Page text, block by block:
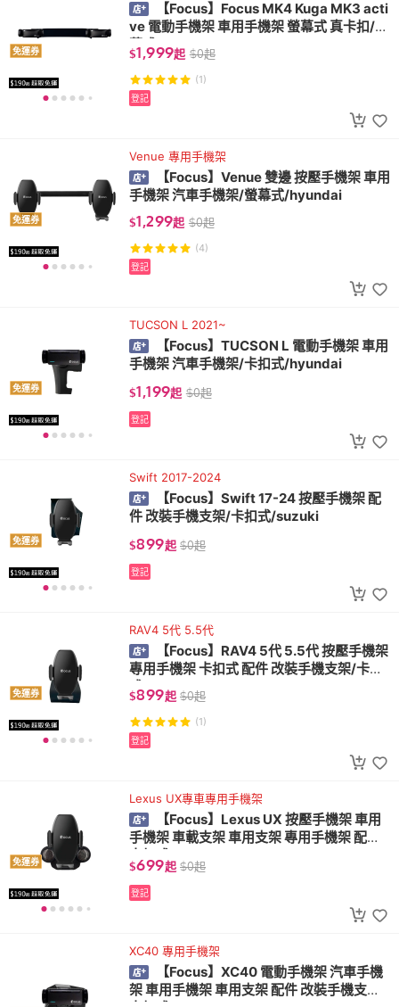
免運券
【Focus】Focus MK4 Kuga MK3 acti
ve 電動手機架 車用手機架 螢幕式 真卡扣/螢
幕式/FOCUS
$1,999起 $0起
(1)
登記
免運券
Venue 專用手機架
【Focus】Venue 雙邊 按壓手機架 車用
手機架 汽車手機架/螢幕式/hyundai
$1,299起 $0起
(4)
登記
免運券
TUCSON L 2021~
【Focus】TUCSON L 電動手機架 車用
手機架 汽車手機架/卡扣式/hyundai
$1,199起 $0起
登記
免運券
Swift 2017-2024
【Focus】Swift 17-24 按壓手機架 配
件 改裝手機支架/卡扣式/suzuki
$899起 $0起
登記
免運券
RAV4 5代 5.5代
【Focus】RAV4 5代 5.5代 按壓手機架
專用手機架 卡扣式 配件 改裝手機支架/卡扣
式/toyota
$899起 $0起
(1)
登記
免運券
Lexus UX專車專用手機架
【Focus】Lexus UX 按壓手機架 車用
手機架 車載支架 車用支架 專用手機架 配件/
$699起 $0起
登記
XC40 專用手機架
【Focus】XC40 電動手機架 汽車手機
架 車用手機架 車用支架 配件 改裝手機支架/